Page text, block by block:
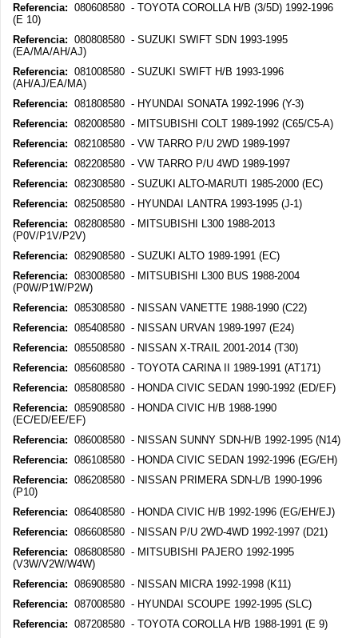
Referencia: 080608580 - TOYOTA COROLLA H/B (3/5D) 1992-1996
(E 10)
Referencia: 080808580 - SUZUKI SWIFT SDN 1993-1995
(EA/MA/AH/AJ)
Referencia: 081008580 - SUZUKI SWIFT H/B 1993-1996
(AH/AJ/EA/MA)
Referencia: 081808580 - HYUNDAI SONATA 1992-1996 (Y-3)
Referencia: 082008580 - MITSUBISHI COLT 1989-1992 (C65/C5-A)
Referencia: 082108580 - VW TARRO P/U 2WD 1989-1997
Referencia: 082208580 - VW TARRO P/U 4WD 1989-1997
Referencia: 082308580 - SUZUKI ALTO-MARUTI 1985-2000 (EC)
Referencia: 082508580 - HYUNDAI LANTRA 1993-1995 (J-1)
Referencia: 082808580 - MITSUBISHI L300 1988-2013
(P0V/P1V/P2V)
Referencia: 082908580 - SUZUKI ALTO 1989-1991 (EC)
Referencia: 083008580 - MITSUBISHI L300 BUS 1988-2004
(P0W/P1W/P2W)
Referencia: 085308580 - NISSAN VANETTE 1988-1990 (C22)
Referencia: 085408580 - NISSAN URVAN 1989-1997 (E24)
Referencia: 085508580 - NISSAN X-TRAIL 2001-2014 (T30)
Referencia: 085608580 - TOYOTA CARINA II 1989-1991 (AT171)
Referencia: 085808580 - HONDA CIVIC SEDAN 1990-1992 (ED/EF)
Referencia: 085908580 - HONDA CIVIC H/B 1988-1990
(EC/ED/EE/EF)
Referencia: 086008580 - NISSAN SUNNY SDN-H/B 1992-1995 (N14)
Referencia: 086108580 - HONDA CIVIC SEDAN 1992-1996 (EG/EH)
Referencia: 086208580 - NISSAN PRIMERA SDN-L/B 1990-1996
(P10)
Referencia: 086408580 - HONDA CIVIC H/B 1992-1996 (EG/EH/EJ)
Referencia: 086608580 - NISSAN P/U 2WD-4WD 1992-1997 (D21)
Referencia: 086808580 - MITSUBISHI PAJERO 1992-1995
(V3W/V2W/W4W)
Referencia: 086908580 - NISSAN MICRA 1992-1998 (K11)
Referencia: 087008580 - HYUNDAI SCOUPE 1992-1995 (SLC)
Referencia: 087208580 - TOYOTA COROLLA H/B 1988-1991 (E 9)